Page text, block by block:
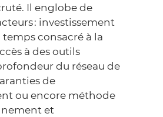
Il englobe de
: investissement
temps consacré à la
à des outils
du réseau de
de
ou encore méthode
et